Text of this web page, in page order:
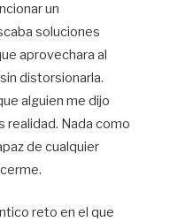
un
soluciones
aprovechara al
distorsionarla.
alguien me dijo
realidad. Nada como
de cualquier
reto en el que